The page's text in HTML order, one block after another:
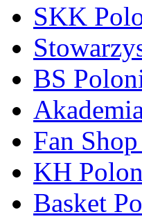
SKK
BS
Fan
KH
Basket